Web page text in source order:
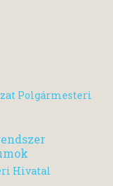
Polgármesteri
Hivatal